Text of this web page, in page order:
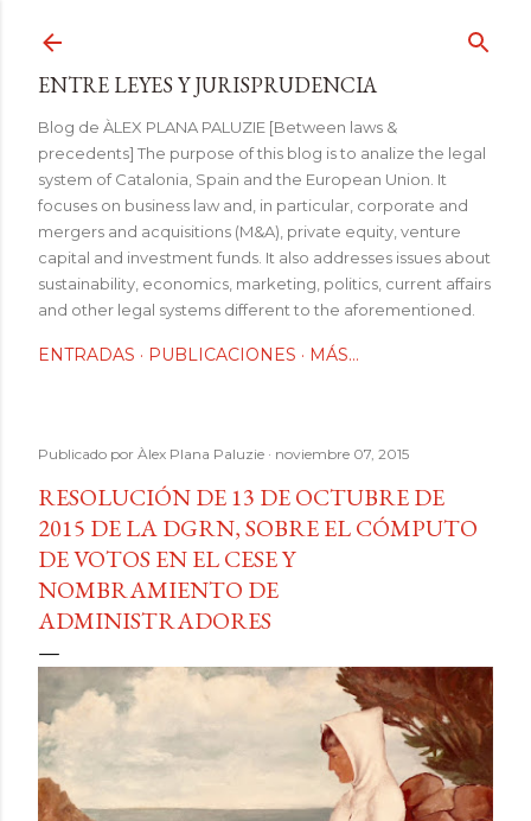
ENTRE LEYES Y JURISPRUDENCIA
Blog de ÀLEX PLANA PALUZIE [Between laws &
precedents] The purpose of this blog is to analize the legal
system of Catalonia, Spain and the European Union. It
focuses on business law and, in particular, corporate and
mergers and acquisitions (M&A), private equity, venture
capital and investment funds. It also addresses issues about
sustainability, economics, marketing, politics, current affairs
and other legal systems different to the aforementioned.
ENTRADAS PUBLICACIONES MÁS…
Publicado por Àlex Plana Paluzie noviembre 07, 2015
RESOLUCIÓN DE 13 DE OCTUBRE DE
2015 DE LA DGRN, SOBRE EL CÓMPUTO
DE VOTOS EN EL CESE Y
NOMBRAMIENTO DE
ADMINISTRADORES